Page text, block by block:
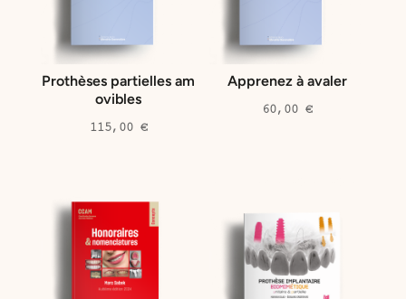
Prothèses partielles am
ovibles
115,00 €
Apprenez à avaler
60,00€